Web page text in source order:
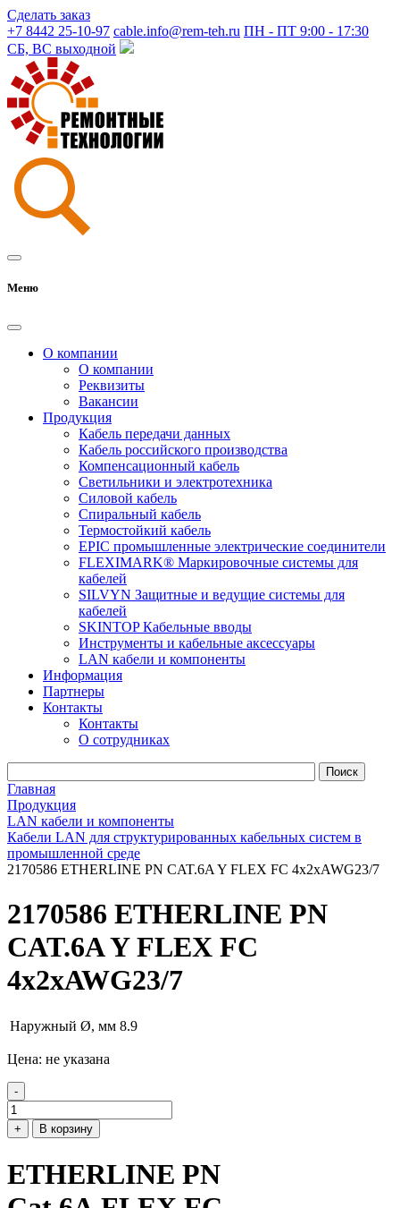
Сделать заказ
+7 8442 25-10-97 cable.info@rem-teh.ru ПН - ПТ 9:00 - 17:30
СБ, ВС выходной
Меню
О компании
О компании
Реквизиты
Вакансии
Продукция
Кабель передачи данных
Кабель российского производства
Компенсационный кабель
Светильники и электротехника
Силовой кабель
Спиральный кабель
Термостойкий кабель
EPIC промышленные электрические соединители
FLEXIMARK® Маркировочные системы для
кабелей
SILVYN Защитные и ведущие системы для
кабелей
SKINTOP Кабельные вводы
Инструменты и кабельные аксессуары
LAN кабели и компоненты
Информация
Партнеры
Контакты
Контакты
О сотрудниках
Главная
Продукция
LAN кабели и компоненты
Кабели LAN для структурированных кабельных систем в
промышленной среде
2170586 ETHERLINE PN CAT.6A Y FLEX FC 4x2xAWG23/7
2170586 ETHERLINE PN
CAT.6A Y FLEX FC
4x2xAWG23/7
Наружный Ø, мм 8.9
Цена: не указана
-
+ В корзину
ETHERLINE PN